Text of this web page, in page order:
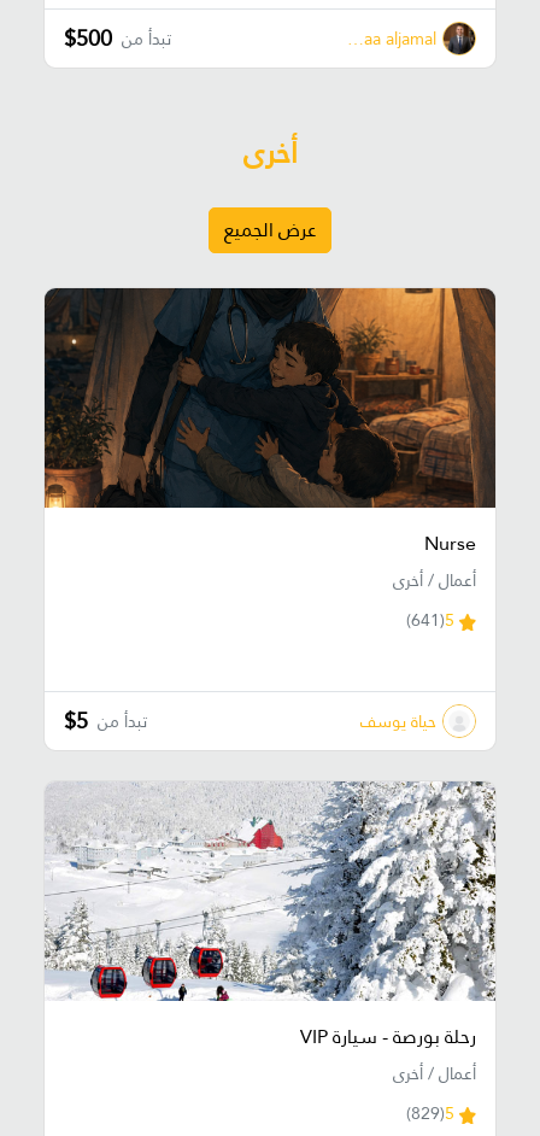
bahaa aljamal تبدأ من $500
أخرى
عرض الجميع
Nurse
أعمال / أخرى
5
(641)
حياة يوسف تبدأ من $5
رحلة بورصة - سيارة VIP
أعمال / أخرى
5
(829)